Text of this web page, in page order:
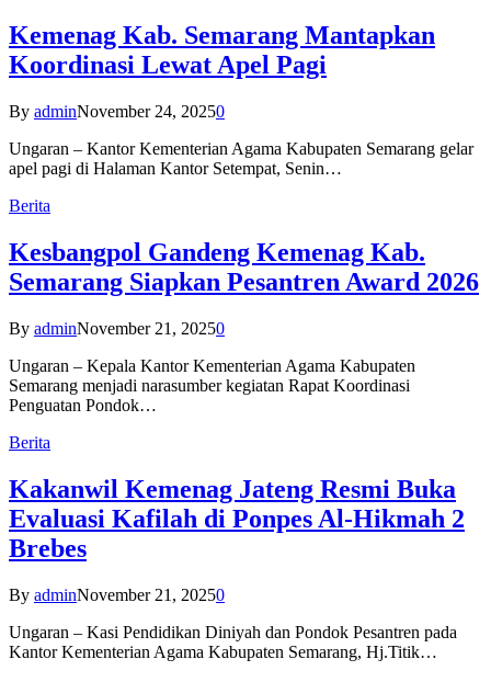
Kemenag Kab. Semarang Mantapkan
Koordinasi Lewat Apel Pagi
By adminNovember 24, 20250
Ungaran – Kantor Kementerian Agama Kabupaten Semarang gelar
apel pagi di Halaman Kantor Setempat, Senin…
Berita
Kesbangpol Gandeng Kemenag Kab.
Semarang Siapkan Pesantren Award 2026
By adminNovember 21, 20250
Ungaran – Kepala Kantor Kementerian Agama Kabupaten
Semarang menjadi narasumber kegiatan Rapat Koordinasi
Penguatan Pondok…
Berita
Kakanwil Kemenag Jateng Resmi Buka
Evaluasi Kafilah di Ponpes Al-Hikmah 2
Brebes
By adminNovember 21, 20250
Ungaran – Kasi Pendidikan Diniyah dan Pondok Pesantren pada
Kantor Kementerian Agama Kabupaten Semarang, Hj.Titik…